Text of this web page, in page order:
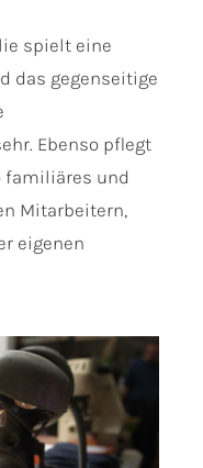
spielt eine
das gegenseitige
Ebenso pflegt
familiäres und
Mitarbeitern,
eigenen